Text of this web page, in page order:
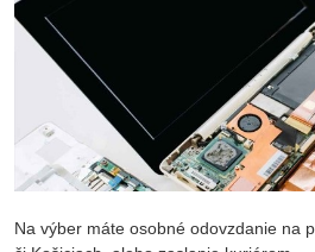
Na výber máte osobné odovzdanie na